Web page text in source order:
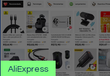
AliExpress